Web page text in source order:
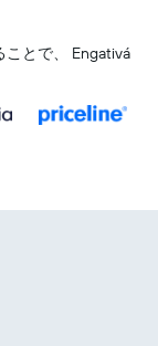
ことで、 Engativá